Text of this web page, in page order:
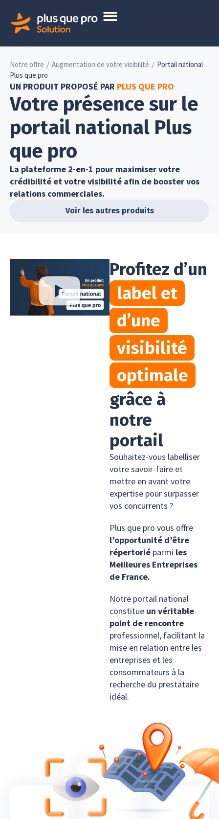
Notre offre / Augmentation de votre visibilité / Portail national
Plus que pro
UN PRODUIT PROPOSÉ PAR PLUS QUE PRO
Votre présence sur le
portail national Plus
que pro
La plateforme 2-en-1 pour maximiser votre
crédibilité et votre visibilité afin de booster vos
relations commerciales.
Voir les autres produits
Profitez d’un
label et
d’une
visibilité
optimale
grâce à
notre
portail
Souhaitez-vous labelliser
votre savoir-faire et
mettre en avant votre
expertise pour surpasser
vos concurrents ?
Plus que pro vous offre
l’opportunité d’être
répertorié parmi les
Meilleures Entreprises
de France.
Notre portail national
constitue un véritable
point de rencontre
professionnel, facilitant la
mise en relation entre les
entreprises et les
consommateurs à la
recherche du prestataire
idéal.